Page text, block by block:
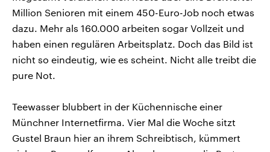
Million Senioren mit einem 450-Euro-Job noch etwas
dazu. Mehr als 160.000 arbeiten sogar Vollzeit und
haben einen regulären Arbeitsplatz. Doch das Bild ist
nicht so eindeutig, wie es scheint. Nicht alle treibt die
pure Not.
Teewasser blubbert in der Küchennische einer
Münchner Internetfirma. Vier Mal die Woche sitzt
Gustel Braun hier an ihrem Schreibtisch, kümmert